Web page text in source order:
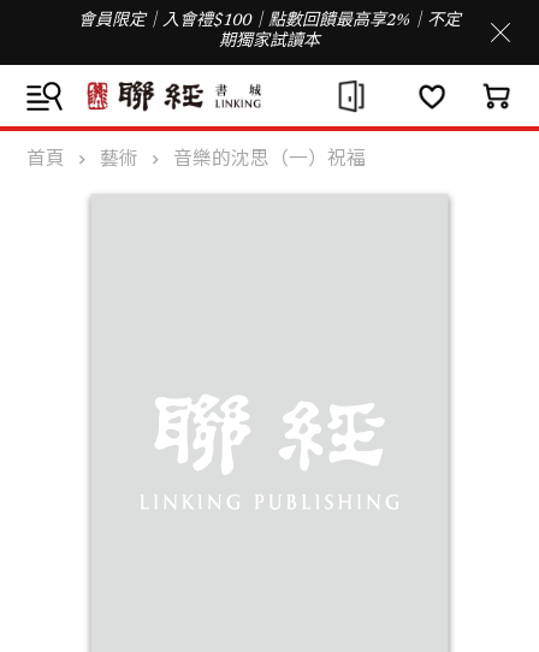
會員限定｜入會禮$100｜點數回饋最高享2%｜不定
期獨家試讀本
首頁 藝術 音樂的沈思（一）祝福